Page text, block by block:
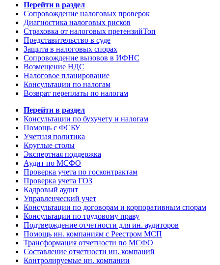
Перейти в раздел
Сопровождение налоговых проверок
Диагностика налоговых рисков
Страховка от налоговых претензийТоп
Представительство в суде
Защита в налоговых спорах
Сопровождение вызовов в ИФНС
Возмещение НДС
Налоговое планирование
Консультации по налогам
Возврат переплаты по налогам
Перейти в раздел
Консультации по бухучету и налогам
Помощь с ФСБУ
Учетная политика
Круглые столы
Экспертная поддержка
Аудит по МСФО
Проверка учета по госконтрактам
Проверка учета ГОЗ
Кадровый аудит
Управленческий учет
Консультации по договорам и корпоративным спорам
Консультации по трудовому праву
Подтверждение отчетности для ин. аудиторов
Помощь ин. компаниям с Реестром МСП
Трансформация отчетности по МСФО
Составление отчетности ин. компаний
Контролируемые ин. компании